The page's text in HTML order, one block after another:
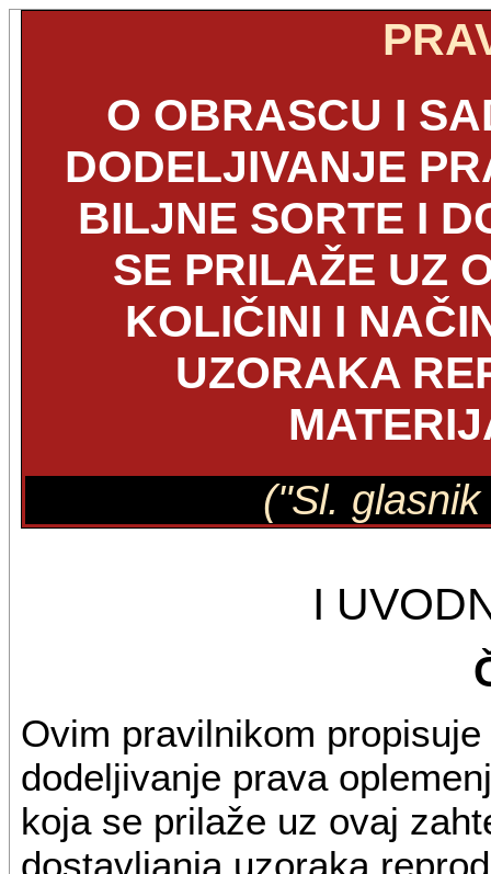
O OBRASCU I
DODELJIVANJE
BILJNE SORTE I
SE PRILAŽE UZ
KOLIČINI I
UZORAKA
("Sl.
I
Ovim pravilnikom
dodeljivanje prava
koja se prilaže uz ovaj
dostavljanja uzoraka